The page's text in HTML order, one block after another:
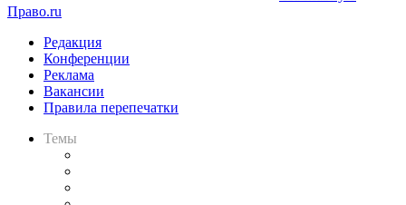
Право.ru
Редакция
Конференции
Реклама
Вакансии
Правила перепечатки
Темы